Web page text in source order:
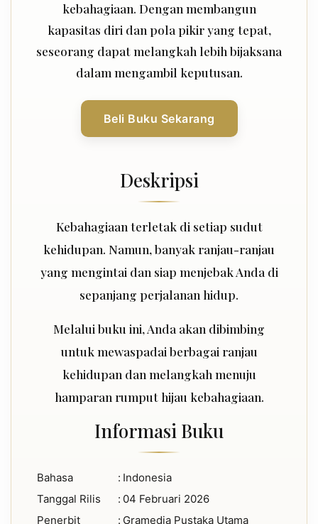
kebahagiaan. Dengan membangun
kapasitas diri dan pola pikir yang tepat,
seseorang dapat melangkah lebih bijaksana
dalam mengambil keputusan.
Beli Buku Sekarang
Deskripsi
Kebahagiaan terletak di setiap sudut
kehidupan. Namun, banyak ranjau-ranjau
yang mengintai dan siap menjebak Anda di
sepanjang perjalanan hidup.
Melalui buku ini, Anda akan dibimbing
untuk mewaspadai berbagai ranjau
kehidupan dan melangkah menuju
hamparan rumput hijau kebahagiaan.
Informasi Buku
Bahasa : Indonesia
Tanggal Rilis
: 04 Februari 2026
Penerbit
: Gramedia Pustaka Utama